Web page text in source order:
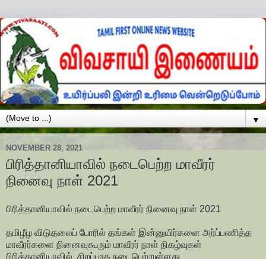
▼
NOVEMBER 28, 2021
பிரித்தானியாவில் நடைபெற்ற மாவீரர்
நினைவு நாள் 2021
பிரித்தானியாவில் நடைபெற்ற மாவீரர் நினைவு நாள் 2021
தமிழீழ விடுதலைப் போரில் தங்கள் இன்னுயிர்களை அர்ப்பணித்த
மாவீரர்களை நினைவுகூரும் மாவீரர் நாள் நிகழ்வுகள்
பிரித்தானியாவில் சிறப்பாக நடைபெற்றுள்ளது